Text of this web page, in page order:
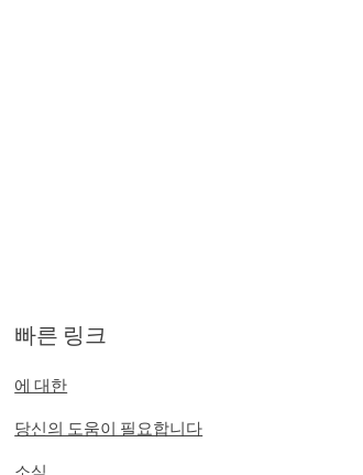
빠른 링크
에 대한
당신의 도움이 필요합니다